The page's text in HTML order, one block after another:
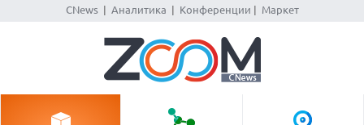
CNews| Аналитика Конференции Маркет